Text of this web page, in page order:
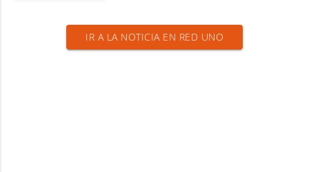
IR A LA NOTICIA EN RED UNO